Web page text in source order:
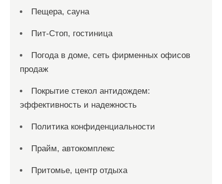
Пещера, сауна
Пит-Стоп, гостиница
Погода в доме, сеть фирменных офисов
продаж
Покрытие стекол антидождем:
эффективность и надежность
Политика конфиденциальности
Прайм, автокомплекс
Притомье, центр отдыха